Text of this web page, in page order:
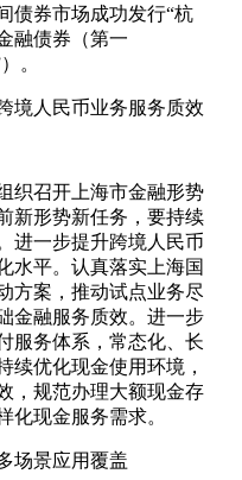
债券市场成功发行“杭
融债券（第一
。
境人民币业务服务质效
织召开上海市金融形势
新形势新任务，要持续
进一步提升跨境人民币
水平。认真落实上海国
方案，推动试点业务尽
金融服务质效。进一步
服务体系，常态化、长
续优化现金使用环境，
，规范办理大额现金存
化现金服务需求。
场景应用覆盖